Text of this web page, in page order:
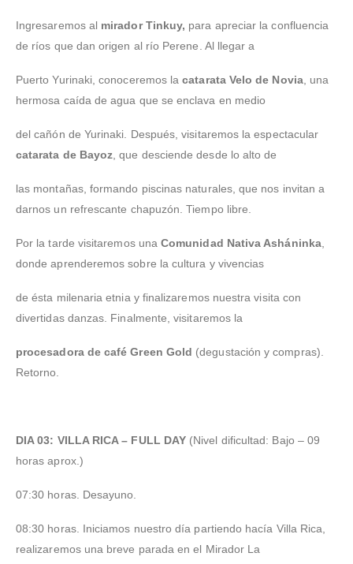
Ingresaremos al mirador Tinkuy, para apreciar la confluencia
de ríos que dan origen al río Perene. Al llegar a
Puerto Yurinaki, conoceremos lacatarata Velo de Novia, una
hermosa caída de agua que se enclava en medio
del cañón de Yurinaki. Después, visitaremos la espectacular
catarata de Bayoz, que desciende desde lo alto de
las montañas, formando piscinas naturales, que nos invitan a
darnos un refrescante chapuzón. Tiempo libre.
Por la tarde visitaremos unaComunidad Nativa Asháninka,
donde aprenderemos sobre la cultura y vivencias
de ésta milenaria etnia y finalizaremos nuestra visita con
divertidas danzas. Finalmente, visitaremos la
procesadora de café Green Gold (degustación y compras).
Retorno.
DIA 03: VILLA RICA – FULL DAY (Nivel dificultad: Bajo – 09
horas aprox.)
07:30 horas. Desayuno.
08:30 horas. Iniciamos nuestro día partiendo hacía Villa Rica,
realizaremos una breve parada en el Mirador La